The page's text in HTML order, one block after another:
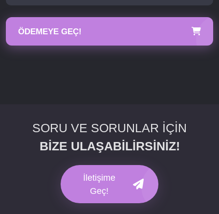
ÖDEMEYE GEÇ!
SORU VE SORUNLAR İÇİN
BİZE ULAŞABİLİRSİNİZ!
İletişime
Geç!